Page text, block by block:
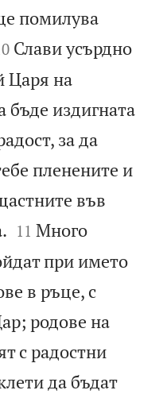
помилува
Слави усърдно
Царя на
бъде издигната
за да
пленените и
във


11 Много
при името
в ръце, с
родове на
с радостни
да бъдат